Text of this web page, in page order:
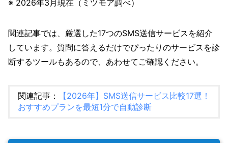
※ 2026年3月現在（ミツモア調べ）
関連記事では、厳選した17つのSMS送信サービスを紹介
しています。質問に答えるだけでぴったりのサービスを診
断するツールもあるので、あわせてご確認ください。
関連記事：
【2026年】SMS送信サービス比較17選！
おすすめプランを最短1分で自動診断